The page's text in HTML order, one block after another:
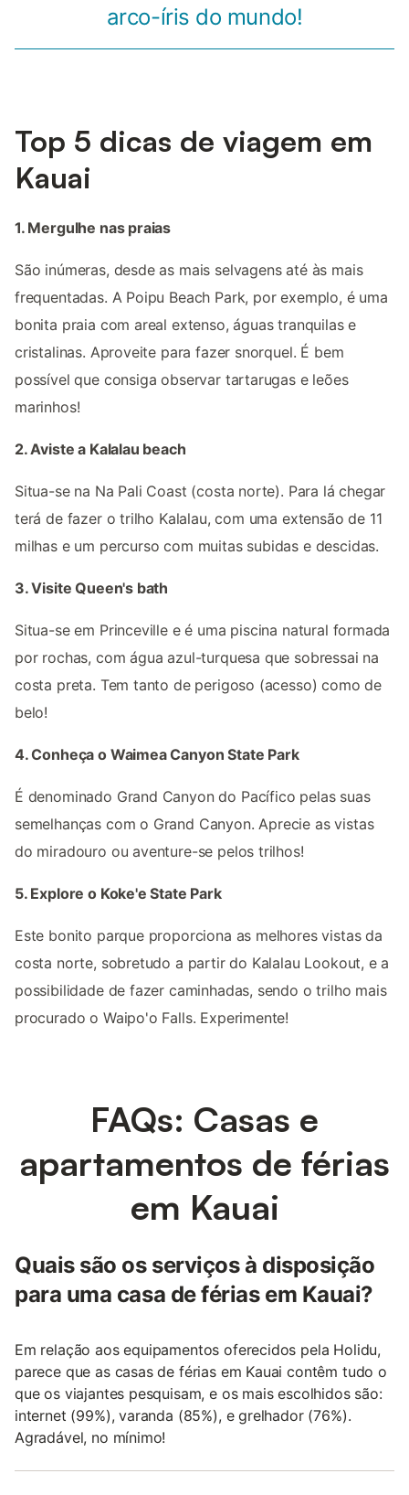
arco-íris do mundo!
Top 5 dicas de viagem em
Kauai
1. Mergulhe nas praias
São inúmeras, desde as mais selvagens até às mais
frequentadas. A Poipu Beach Park, por exemplo, é uma
bonita praia com areal extenso, águas tranquilas e
cristalinas. Aproveite para fazer snorquel. É bem
possível que consiga observar tartarugas e leões
marinhos!
2. Aviste a Kalalau beach
Situa-se na Na Pali Coast (costa norte). Para lá chegar
terá de fazer o trilho Kalalau, com uma extensão de 11
milhas e um percurso com muitas subidas e descidas.
3. Visite Queen's bath
Situa-se em Princeville e é uma piscina natural formada
por rochas, com água azul-turquesa que sobressai na
costa preta. Tem tanto de perigoso (acesso) como de
belo!
4. Conheça o Waimea Canyon State Park
É denominado Grand Canyon do Pacífico pelas suas
semelhanças com o Grand Canyon. Aprecie as vistas
do miradouro ou aventure-se pelos trilhos!
5. Explore o Koke'e State Park
Este bonito parque proporciona as melhores vistas da
costa norte, sobretudo a partir do Kalalau Lookout, e a
possibilidade de fazer caminhadas, sendo o trilho mais
procurado o Waipo'o Falls. Experimente!
FAQs: Casas e
apartamentos de férias
em Kauai
Quais são os serviços à disposição
para uma casa de férias em Kauai?
Em relação aos equipamentos oferecidos pela Holidu,
parece que as casas de férias em Kauai contêm tudo o
que os viajantes pesquisam, e os mais escolhidos são:
internet (99%), varanda (85%), e grelhador (76%).
Agradável, no mínimo!